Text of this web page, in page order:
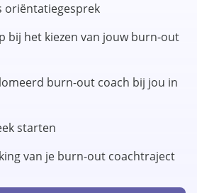
oriëntatiegesprek
bij het kiezen van jouw burn-out
burn-out coach bij jou in
starten
van je burn-out coachtraject